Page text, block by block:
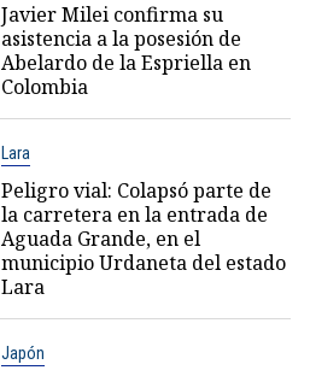
Javier Milei confirma su
asistencia a la posesión de
Abelardo de la Espriella en
Colombia
Lara
Peligro vial: Colapsó parte de
la carretera en la entrada de
Aguada Grande, en el
municipio Urdaneta del estado
Lara
Japón